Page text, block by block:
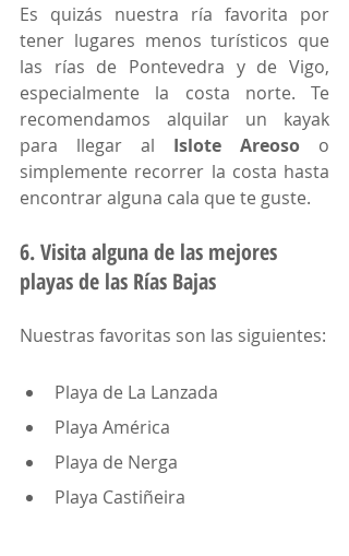
Es quizás nuestra ría favorita por
tener lugares menos turísticos que
las rías de Pontevedra y de Vigo,
especialmente la costa norte. Te
recomendamos alquilar un kayak
para llegar al Islote Areoso o
simplemente recorrer la costa hasta
encontrar alguna cala que te guste.
6. Visita alguna de las mejores
playas de las Rías Bajas
Nuestras favoritas son las siguientes:
Playa de La Lanzada
Playa América
Playa de Nerga
Playa Castiñeira